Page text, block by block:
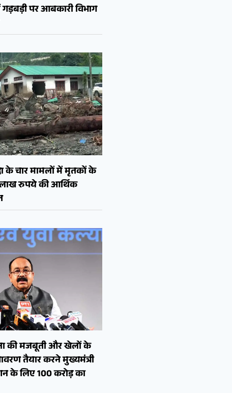
पर आबकारी विभाग
के चार मामलों में मृतकों के
लाख रुपये की आर्थिक
की मजबूती और खेलों के
तैयार करने मुख्यमंत्री
के लिए 100 करोड़ का